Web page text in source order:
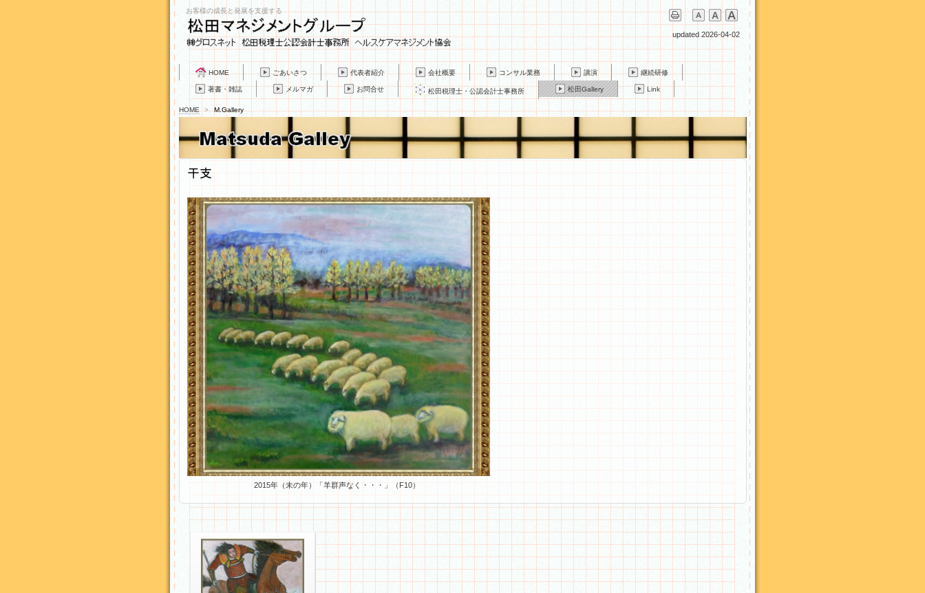
お客様の成長と発展を支援する
updated 2026-04-02
HOME ごあいさつ 代表者紹介 会社概要 コンサル業務 講演 継続研修
著書・雑誌 メルマガ お問合せ 松田税理士・公認会計士事務所 松田Gallery Link
HOME > M.Gallery
2015年（未の年）「羊群声なく・・・」（F10）